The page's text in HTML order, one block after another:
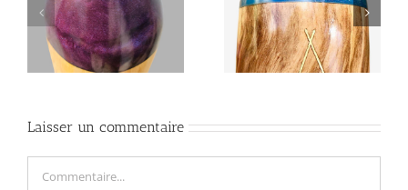
Didgeridoo « COSMIC
DIDGE »
Didgeridoo Translucent
« LAGOON »
Laisser un commentaire